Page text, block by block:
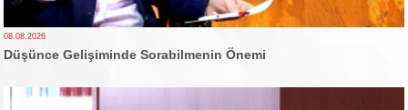
08.08.2026
Düşünce Gelişiminde Sorabilmenin Önemi